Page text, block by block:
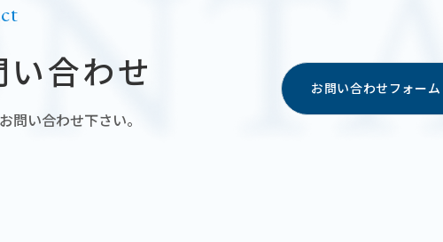
い合わせ
問い合わせ下さい。
お問い合わせフォーム